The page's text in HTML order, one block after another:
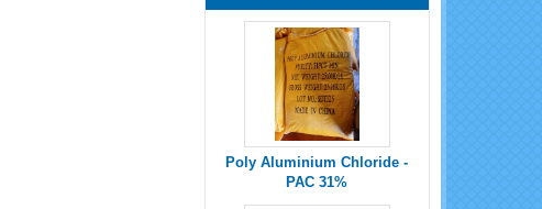
Poly Aluminium Chloride -
PAC 31%